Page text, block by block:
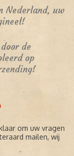
Nederland, uw
de
op
om uw vragen
mailen, wij